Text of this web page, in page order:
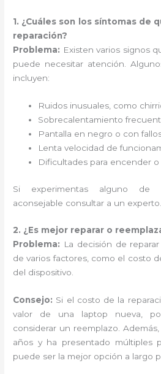
1. ¿Cuáles son los síntomas de
reparación?
Problema: Existen varios signos
puede necesitar atención.
incluyen:
Ruidos inusuales, como
Sobrecalentamiento
Pantalla en negro o con
Lenta velocidad de
Dificultades para encender o
Si experimentas alguno de
aconsejable consultar a un experto.
2. ¿Es mejor reparar o
Problema: La decisión de
de varios factores, como el costo
del dispositivo.
Consejo: Si el costo de la
valor de una laptop nueva,
considerar un reemplazo.
años y ha presentado múltiples
puede ser la mejor opción a largo